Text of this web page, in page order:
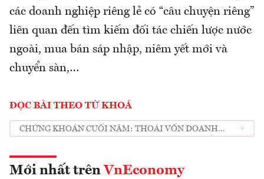
các doanh nghiệp riêng lẻ có “câu chuyện riêng”
liên quan đến tìm kiếm đối tác chiến lược nước
ngoài, mua bán sáp nhập, niêm yết mới và
chuyển sàn,…
ĐỌC BÀI THEO TỪ KHOÁ
CHỨNG KHOÁN CUỐI NĂM: THOÁI VỐN DOANH
Mới nhất trên VnEconomy